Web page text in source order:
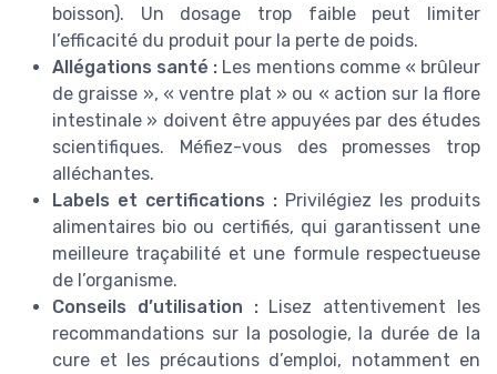
boisson). Un dosage trop faible peut limiter
l’efficacité du produit pour la perte de poids.
Allégations santé : Les mentions comme « brûleur
de graisse », « ventre plat » ou « action sur la flore
intestinale » doivent être appuyées par des études
scientifiques. Méfiez-vous des promesses trop
alléchantes.
Labels et certifications : Privilégiez les produits
alimentaires bio ou certifiés, qui garantissent une
meilleure traçabilité et une formule respectueuse
de l’organisme.
Conseils d’utilisation :Lisez attentivement les
recommandations sur la posologie, la durée de la
cure et les précautions d’emploi, notamment en